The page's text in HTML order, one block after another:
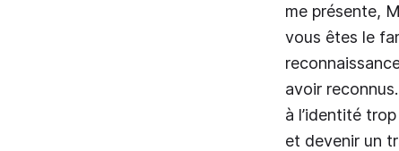
me présente,
vous êtes le
avoir
à l’identité
et devenir un